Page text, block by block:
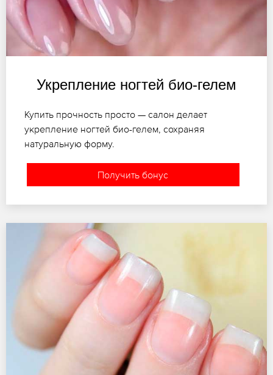
Укрепление ногтей био-гелем
Купить прочность просто — салон делает
укрепление ногтей био-гелем, сохраняя
натуральную форму.
Получить бонус